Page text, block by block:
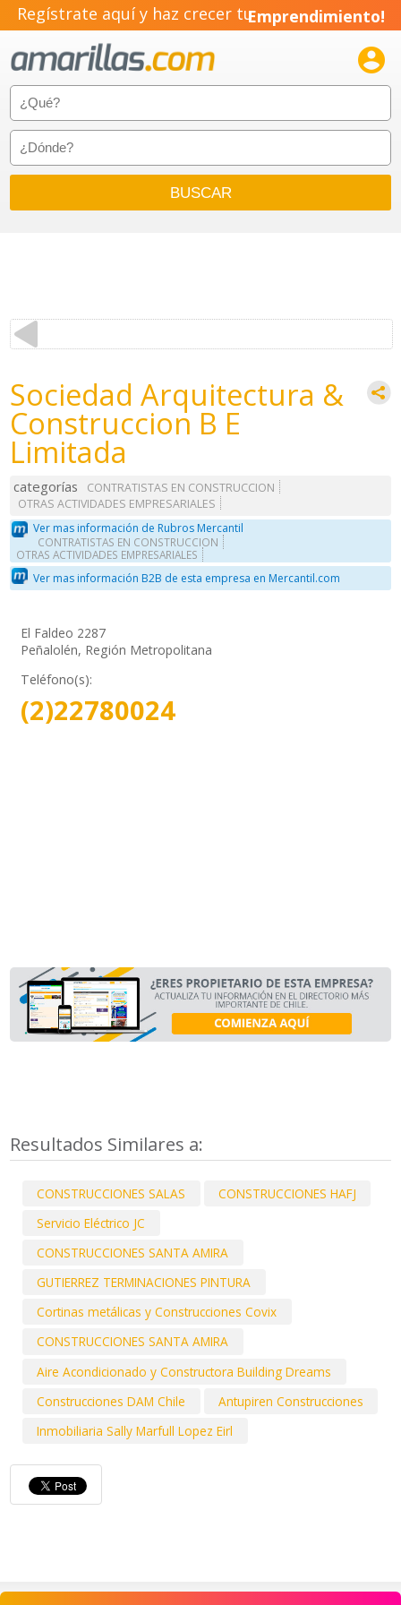
Regístrate aquí y haz crecer tuEmprendimiento!

Sociedad Arquitectura &
Construccion B E
Limitada
categorías
CONTRATISTAS EN CONSTRUCCION
OTRAS ACTIVIDADES EMPRESARIALES
Ver mas información de Rubros Mercantil
CONTRATISTAS EN CONSTRUCCION
OTRAS ACTIVIDADES EMPRESARIALES
Ver mas información B2B de esta empresa en Mercantil.com
El Faldeo 2287
Peñalolén, Región Metropolitana
Teléfono(s):
(2)22780024
Resultados Similares a:
CONSTRUCCIONES SALAS
CONSTRUCCIONES HAFJ
Servicio Eléctrico JC
CONSTRUCCIONES SANTA AMIRA
GUTIERREZ TERMINACIONES PINTURA
Cortinas metálicas y Construcciones Covix
CONSTRUCCIONES SANTA AMIRA
Aire Acondicionado y Constructora Building Dreams
Construcciones DAM Chile
Antupiren Construcciones
Inmobiliaria Sally Marfull Lopez Eirl